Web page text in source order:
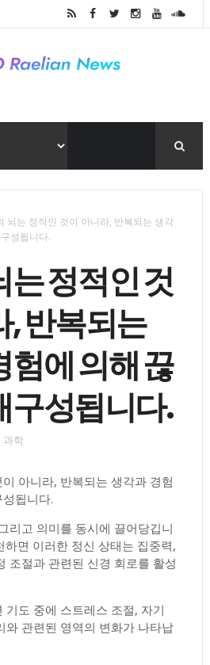
뇌는 정적인 것이 아니라, 반복되는 생각
성됩니다.
는 정적인 것
, 반복되는
에 의해 끊
구성됩니다.
과학
아니라, 반복되는 생각과 경험
됩니다.
리고 의미를 동시에 끌어당깁니
하면 이러한 정신 상태는 집중력,
조절과 관련된 신경 회로를 활성
기도 중에 스트레스 조절, 자기
와 관련된 영역의 변화가 나타납